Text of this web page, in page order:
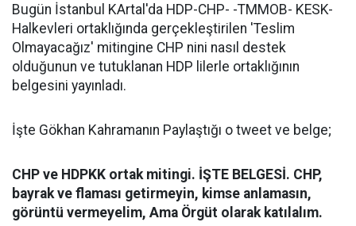
Bugün İstanbul KArtal'da HDP-CHP- -TMMOB- KESK-
Halkevleri ortaklığında gerçekleştirilen 'Teslim
Olmayacağız' mitingine CHP nini nasıl destek
olduğunun ve tutuklanan HDP lilerle ortaklığının
belgesini yayınladı.
İşte Gökhan Kahramanın Paylaştığı o tweet ve belge;
CHP ve HDPKK ortak mitingi. İŞTE BELGESİ. CHP,
bayrak ve flaması getirmeyin, kimse anlamasın,
görüntü vermeyelim, Ama Örgüt olarak katılalım.